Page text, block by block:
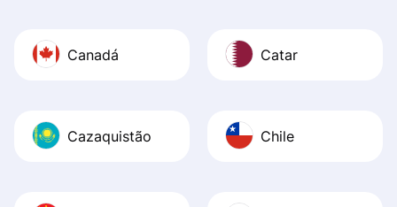
Canadá Catar
Cazaquistão Chile